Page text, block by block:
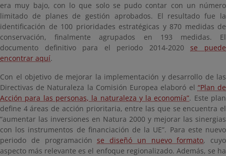
era muy bajo, con lo que solo se pudo contar con un número
limitado de planes de gestión aprobados. El resultado fue la
identificación de 100 prioridades estratégicas y 870 medidas de
conservación, finalmente agrupados en 193 medidas. El
documento definitivo para el periodo 2014-2020 se puede
encontrar aquí.
Con el objetivo de mejorar la implementación y desarrollo de las
Directivas de Naturaleza la Comisión Europea elaboró el “Plan de
Acción para las personas, la naturaleza y la economía”. Este plan
define 4 áreas de acción prioritaria, entre las que se encuentra el
“aumentar las inversiones en Natura 2000 y mejorar las sinergias
con los instrumentos de financiación de la UE”. Para este nuevo
periodo de programación se diseñó un nuevo formato, cuyo
aspecto más relevante es el enfoque regionalizado. Además, se ha